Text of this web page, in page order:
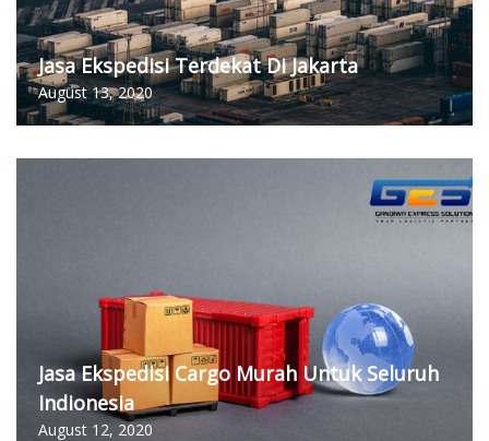
Jasa Ekspedisi Terdekat Di Jakarta
August 13, 2020
Jasa Ekspedisi Cargo Murah Untuk Seluruh
Indionesia
August 12, 2020